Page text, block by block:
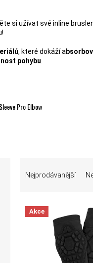
si užívat své inline
, které dokáží a
pohybu.
Pro Elbow
Nejprodávanější
VÝPIS PRODUKTŮ
Akce